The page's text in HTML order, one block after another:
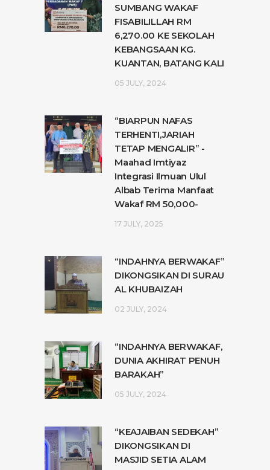
SUMBANG WAKAF
FISABILILLAH RM
6,270.00 KE SEKOLAH
KEBANGSAAN KG.
KUANTAN, BATANG KALI
05 JULY, 2024
“BIARPUN NAFAS
TERHENTI,JARIAH
TETAP MENGALIR” -
Maahad Imtiyaz
Integrasi Ilmuan Ulul
Albab Terima Manfaat
Wakaf RM 50,000-
17 JULY, 2025
“INDAHNYA BERWAKAF”
DIKONGSIKAN DI SURAU
AL KHUBAIZAH
02 JULY, 2024
“INDAHNYA BERWAKAF,
DUNIA AKHIRAT PENUH
BARAKAH”
05 JULY, 2024
“KEAJAIBAN SEDEKAH”
DIKONGSIKAN DI
MASJID SETIA ALAM